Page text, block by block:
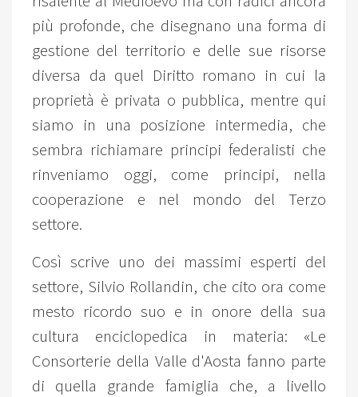
più profonde, che disegnano una forma di
gestione del territorio e delle sue risorse
diversa da quel Diritto romano in cui la
proprietà è privata o pubblica, mentre qui
siamo in una posizione intermedia, che
sembra richiamare principi federalisti che
rinveniamo oggi, come principi, nella
cooperazione e nel mondo del Terzo
settore.
Così scrive uno dei massimi esperti del
settore, Silvio Rollandin, che cito ora come
mesto ricordo suo e in onore della sua
cultura enciclopedica in materia: «Le
Consorterie della Valle d'Aosta fanno parte
di quella grande famiglia che, a livello